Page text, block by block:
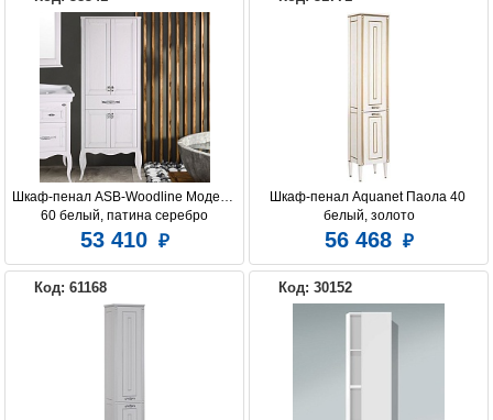
COMFORTY
JACOB DELAFON
MIGLIORE ROCA
Шкаф-пенал ASB-Woodline Модерн
60 белый, патина серебро
53 410
Шкаф-пенал Aquanet Паола 40
белый, золото
56 468
Код: 61168 Код: 30152